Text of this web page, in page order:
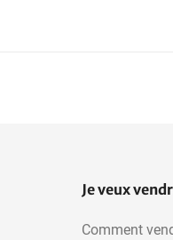
Je veux
Comment